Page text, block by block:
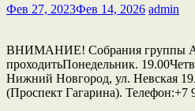
Фев 27, 2023Фев 14, 2026 admin
ВНИМАНИЕ! Собрания группы
проходитьПонедельник.
Нижний Новгород, ул. Невская
(Проспект Гагарина). Телефон:+7